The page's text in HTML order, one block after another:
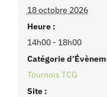
18 octobre 2026
Heure :
14h00 - 18h00
Catégorie
Tournois TCG
Site :